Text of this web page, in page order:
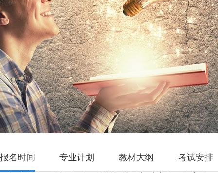
报名时间 专业计划 教材大纲 考试安排